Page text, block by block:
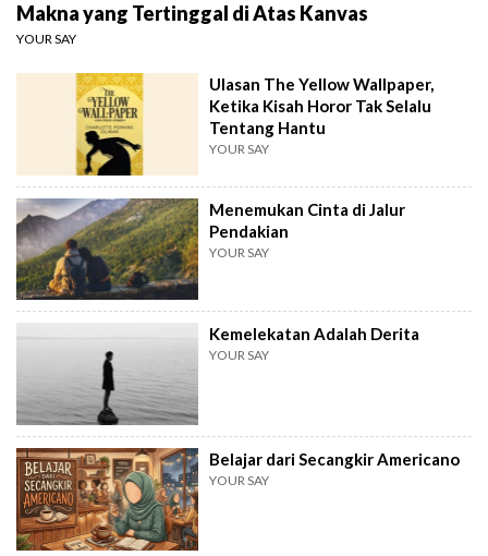
Makna yang Tertinggal di Atas Kanvas
YOUR SAY
Ulasan The Yellow Wallpaper,
Ketika Kisah Horor Tak Selalu
Tentang Hantu
YOUR SAY
Menemukan Cinta di Jalur
Pendakian
YOUR SAY
Kemelekatan Adalah Derita
YOUR SAY
Belajar dari Secangkir Americano
YOUR SAY